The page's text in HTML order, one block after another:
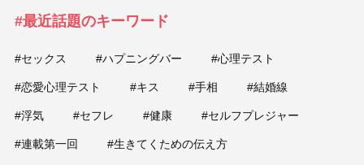
#最近話題のキーワード
#セックス #ハプニングバー #心理テスト
#恋愛心理テスト #キス #手相 #結婚線
#浮気 #セフレ #健康 #セルフプレジャー
#連載第一回 #生きてくための伝え方